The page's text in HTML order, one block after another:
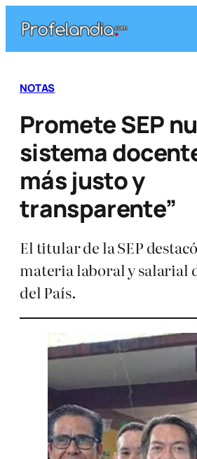
contenido
NOTAS
Promete SEP
sistema
más justo y
transparente”
El titular de la SEP
materia laboral y salarial
del País.